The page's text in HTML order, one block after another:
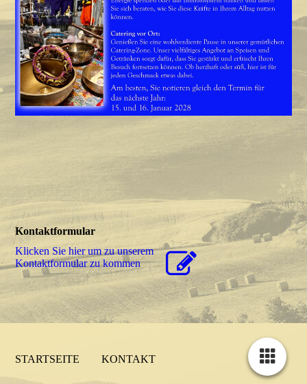
Kontaktformular
Klicken Sie hier um zu unserem
Kon­takt­for­mu­lar zu kommen
STARTSEITE KONTAKT